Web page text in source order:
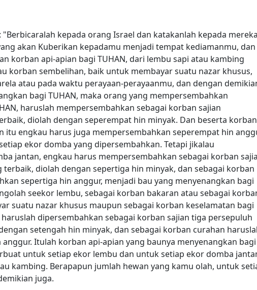
kepada orang Israel dan katakanlah kepada
akan Kuberikan kepadamu menjadi tempat kediamanmu, dan
korban api-apian bagi TUHAN, dari lembu sapi atau kambing
korban sembelihan, baik untuk membayar suatu nazar khusus,
atau pada waktu perayaan-perayaanmu, dan dengan
bagi TUHAN, maka orang yang mempersembahkan
haruslah mempersembahkan sebagai korban sajian
diolah dengan seperempat hin minyak. Dan beserta korban
itu engkau harus juga mempersembahkan seperempat hin
ekor domba yang dipersembahkan. Tetapi jikalau
jantan, engkau harus mempersembahkan sebagai korban
diolah dengan sepertiga hin minyak, dan sebagai korban
sepertiga hin anggur, menjadi bau yang menyenangkan bagi
seekor lembu, sebagai korban bakaran atau sebagai
suatu nazar khusus maupun sebagai korban keselamatan bagi
dipersembahkan sebagai korban sajian tiga persepuluh
setengah hin minyak, dan sebagai korban curahan
Itulah korban api-apian yang baunya menyenangkan bagi
untuk setiap ekor lembu dan untuk setiap ekor domba
kambing. Berapapun jumlah hewan yang kamu olah, untuk
juga.